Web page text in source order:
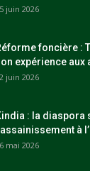
juin 2026
foncière :
expérience aux
juin 2026
: la diaspora
à
mai 2026